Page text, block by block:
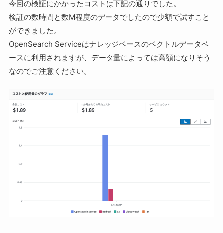
今回の検証にかかったコストは下記の通りでした。
検証の数時間と数M程度のデータでしたので少額で試すこと
ができました。
OpenSearch Serviceはナレッジベースのベクトルデータベ
ースに利用されますが、データ量によっては高額になりそう
なのでご注意ください。